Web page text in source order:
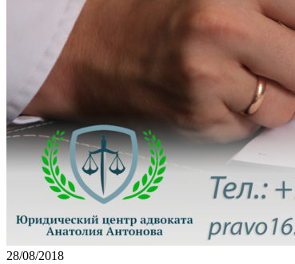
28/08/2018